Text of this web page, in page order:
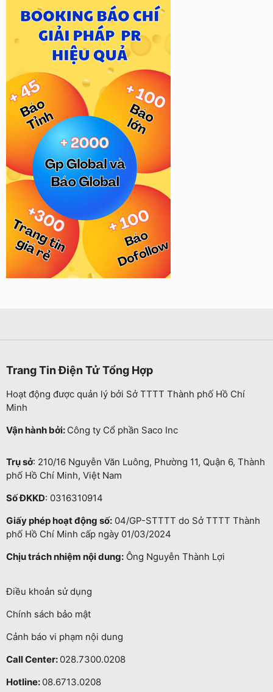
Trang Tin Điện Tử Tổng Hợp
Hoạt động được quản lý bởi Sở TTTT Thành phố Hồ Chí
Minh
Vận hành bởi: Công ty Cổ phần Saco Inc
Trụ sở: 210/16 Nguyễn Văn Luông, Phường 11, Quận 6, Thành
phố Hồ Chí Minh, Việt Nam
Số ĐKKD: 0316310914
Giấy phép hoạt động số: 04/GP-STTTT do Sở TTTT Thành
phố Hồ Chí Minh cấp ngày 01/03/2024
Chịu trách nhiệm nội dung: Ông Nguyễn Thành Lợi
Điều khoản sử dụng
Chính sách bảo mật
Cảnh báo vi phạm nội dung
Call Center: 028.7300.0208
Hotline: 08.6713.0208